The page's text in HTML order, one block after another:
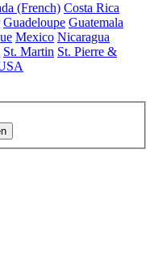
(French) Costa Rica
Guadeloupe Guatemala
Mexico Nicaragua
St. Martin St. Pierre &